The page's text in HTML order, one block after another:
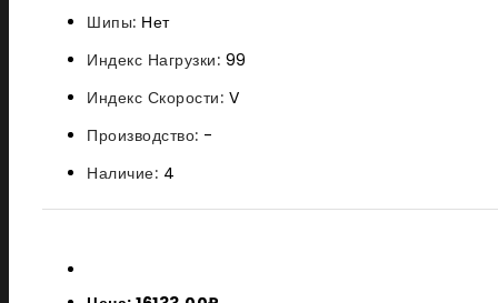
Шипы: Нет
Индекс Нагрузки: 99
Индекс Скорости: V
Производство: -
Наличие: 4